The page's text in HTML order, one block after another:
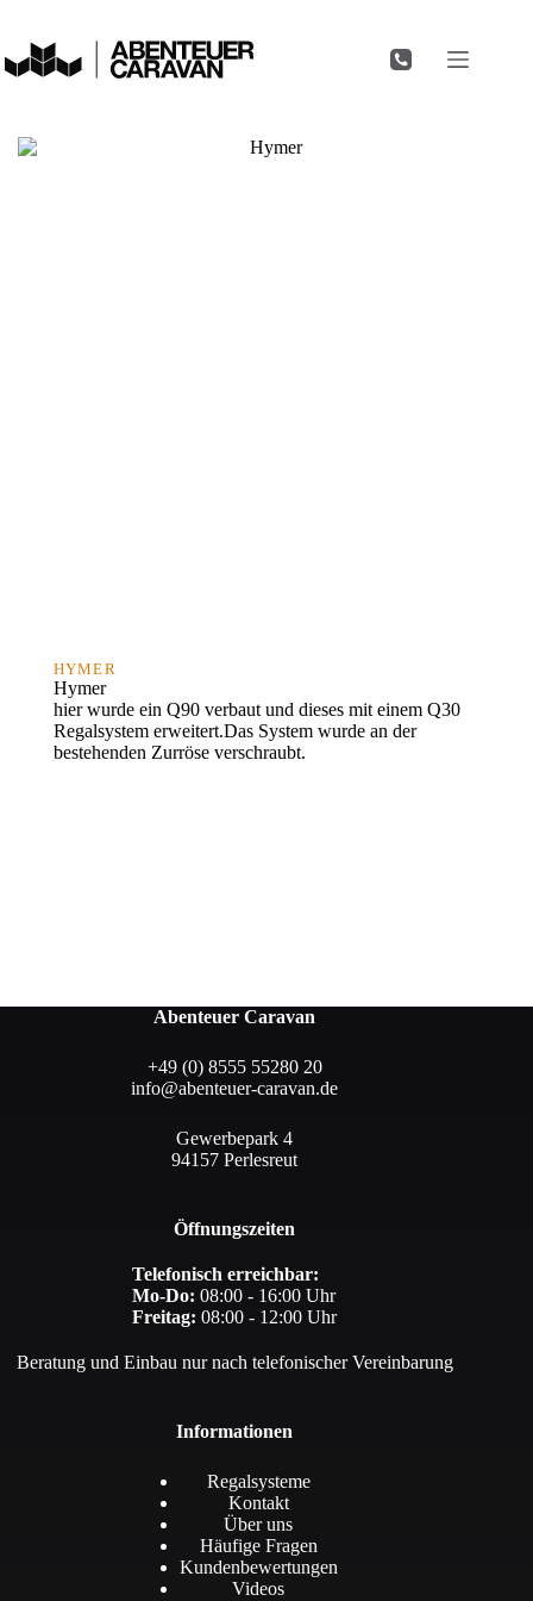
HYMER
Hymer
hier wurde ein Q90 verbaut und dieses mit einem Q30
Regalsystem erweitert.Das System wurde an der
bestehenden Zurröse verschraubt.
Abenteuer Caravan
+49 (0) 8555 55280 20
info@abenteuer-caravan.de
Gewerbepark 4
94157 Perlesreut
Öffnungszeiten
Telefonisch erreichbar:
Mo-Do: 08:00 - 16:00 Uhr
Freitag:08:00 - 12:00 Uhr
Beratung und Einbau nur nach telefonischer Vereinbarung
Informationen
Regalsysteme
Kontakt
Über uns
Häufige Fragen
Kundenbewertungen
Videos